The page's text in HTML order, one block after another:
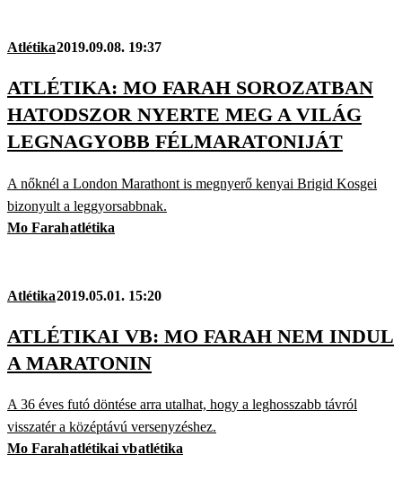
Atlétika2019.09.08. 19:37
ATLÉTIKA: MO FARAH SOROZATBAN
HATODSZOR NYERTE MEG A VILÁG
LEGNAGYOBB FÉLMARATONIJÁT
A nőknél a London Marathont is megnyerő kenyai Brigid Kosgei
bizonyult a leggyorsabbnak.
Mo Farahatlétika
Atlétika2019.05.01. 15:20
ATLÉTIKAI VB: MO FARAH NEM INDUL
A MARATONIN
A 36 éves futó döntése arra utalhat, hogy a leghosszabb távról
visszatér a középtávú versenyzéshez.
Mo Farahatlétikai vbatlétika